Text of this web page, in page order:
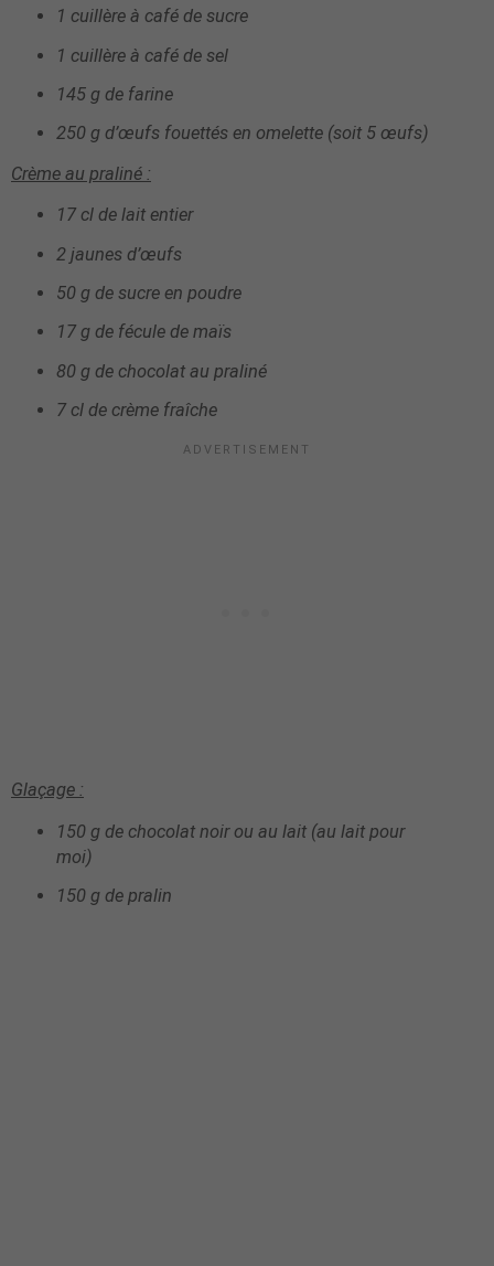
1 cuillère à café de sucre
1 cuillère à café de sel
145 g de farine
250 g d’œufs fouettés en omelette (soit 5 œufs)
Crème au praliné :
17 cl de lait entier
2 jaunes d’œufs
50 g de sucre en poudre
17 g de fécule de maïs
80 g de chocolat au praliné
7 cl de crème fraîche
Glaçage :
150 g de chocolat noir ou au lait (au lait pour
moi)
150 g de pralin